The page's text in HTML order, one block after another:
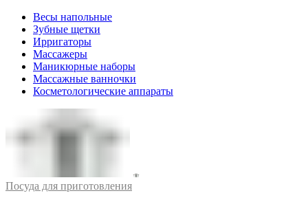
Весы напольные
Зубные щетки
Ирригаторы
Массажеры
Маникюрные наборы
Массажные ванночки
Косметологические аппараты
Посуда для приготовления